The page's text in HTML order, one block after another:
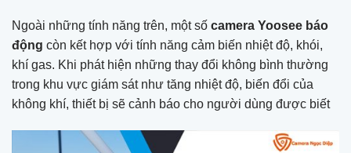
Ngoài những tính năng trên, một số camera Yoosee báo
động còn kết hợp với tính năng cảm biến nhiệt độ, khói,
khí gas. Khi phát hiện những thay đổi không bình thường
trong khu vực giám sát như tăng nhiệt độ, biến đổi của
không khí, thiết bị sẽ cảnh báo cho người dùng được biết